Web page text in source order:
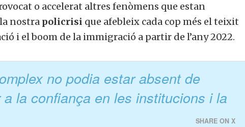
o accelerat altres fenòmens que estan
nostra policrisi que afebleix cada cop més el teixit
i el boom de la immigració a partir de l’any 2022.
no podia estar absent de
la confiança en les institucions i la
SHARE ON X